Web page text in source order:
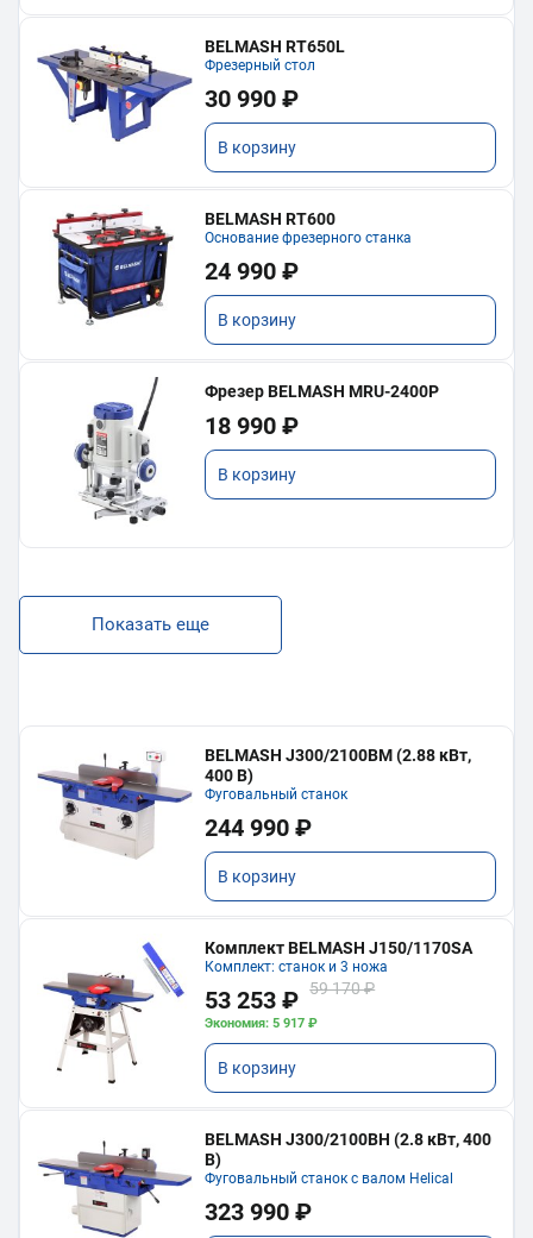
BELMASH RT650L
Фрезерный стол
30 990 ₽
В корзину
BELMASH RT600
Основание фрезерного станка
24 990 ₽
В корзину
Фрезер BELMASH MRU-2400P
18 990 ₽
В корзину
Показать еще
BELMASH J300/2100ВМ (2.88 кВт,
400 В)
Фуговальный станок
244 990 ₽
В корзину
Комплект BELMASH J150/1170SA
Комплект: станок и 3 ножа
53 253 ₽ 59 170 ₽
Экономия: 5 917 ₽
В корзину
BELMASH J300/2100ВH (2.8 кВт, 400
В)
Фуговальный станок с валом Helical
323 990 ₽